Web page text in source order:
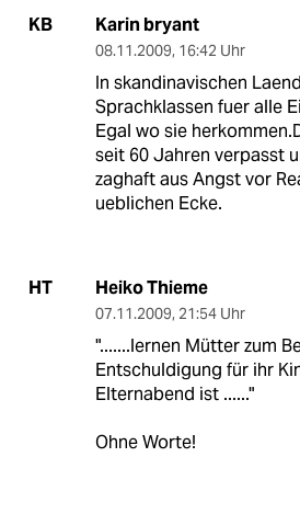
KB Karin bryant
08.11.2009, 16:42 Uhr
In skandinavischen
Sprachklassen fuer alle
Egal wo sie
seit 60 Jahren verpasst
zaghaft aus Angst vor
ueblichen Ecke.
HT Heiko Thieme
07.11.2009, 21:54 Uhr
".......lernen Mütter zum
Entschuldigung für ihr
Elternabend ist ......"
Ohne Worte!